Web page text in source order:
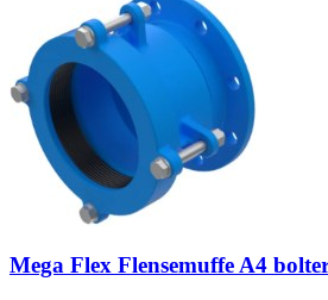
Mega Flex Flensemuffe A4